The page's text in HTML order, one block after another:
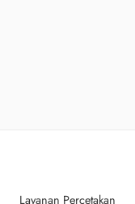
Layanan Percetakan